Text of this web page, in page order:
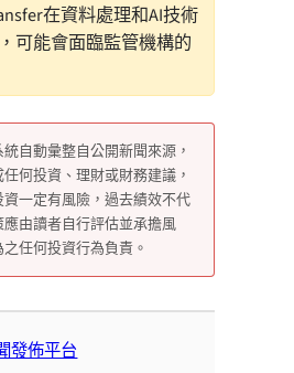
在資料處理和AI技術
可能會面臨監管機構的
自動彙整自公開新聞來源，
何投資、理財或財務建議，
一定有風險，過去績效不代
由讀者自行評估並承擔風
任何投資行為負責。
發佈平台